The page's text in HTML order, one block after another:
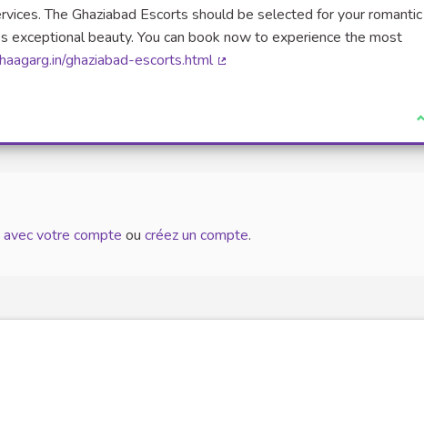
The Ghaziabad Escorts should be selected for your
exceptional beauty. You can book now to experience the most
ghaziabad-escorts.html
votre compte ou créez un compte.